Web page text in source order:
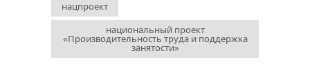
нацпроект
национальный проект
«Производительность труда и поддержка
занятости»